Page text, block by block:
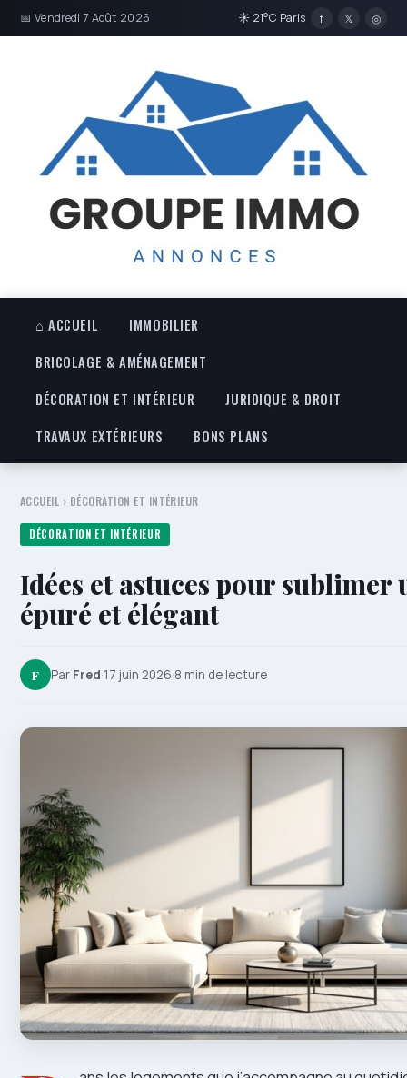
📅 Vendredi 7 Août 2026 ☀ 21°C Paris f 𝕏 ◎
⌂ ACCUEIL
IMMOBILIER
BRICOLAGE & AMÉNAGEMENT
DÉCORATION ET INTÉRIEUR
JURIDIQUE & DROIT
TRAVAUX EXTÉRIEURS
BONS PLANS
ACCUEIL › DÉCORATION ET INTÉRIEUR
DÉCORATION ET INTÉRIEUR
Idées et astuces pour
épuré et élégant
F Par Fred·17 juin 2026·8 min de lecture